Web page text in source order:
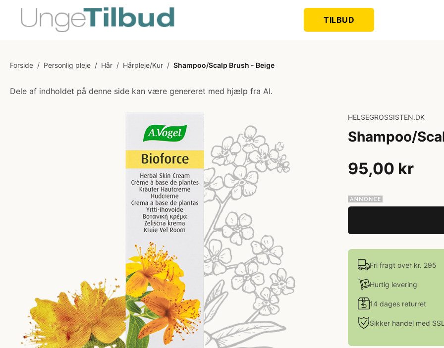
TILBUD
Forside / Personlig pleje / Hår / Hårpleje/Kur / Shampoo/Scalp Brush - Beige
Dele af indholdet på denne side kan være genereret med hjælp fra AI.
HELSEGROSSISTEN.DK
Shampoo/
95,00 kr
Fri fragt over kr. 295
Hurtig levering
14 dages returret
Sikker handel med